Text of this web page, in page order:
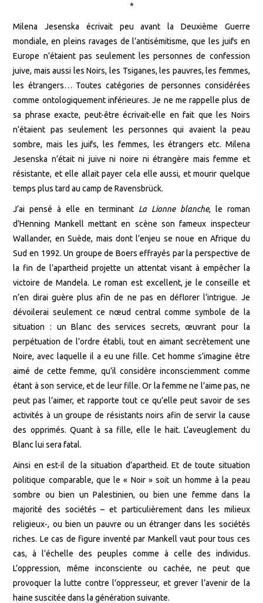
*
Milena Jesenska écrivait peu avant la Deuxième Guerre
mondiale, en pleins ravages de l’antisémitisme, que les juifs en
Europe n’étaient pas seulement les personnes de confession
juive, mais aussi les Noirs, les Tsiganes, les pauvres, les femmes,
les étrangers… Toutes catégories de personnes considérées
comme ontologiquement inférieures. Je ne me rappelle plus de
sa phrase exacte, peut-être écrivait-elle en fait que les Noirs
n’étaient pas seulement les personnes qui avaient la peau
sombre, mais les juifs, les femmes, les étrangers etc. Milena
Jesenska n’était ni juive ni noire ni étrangère mais femme et
résistante, et elle allait payer cela elle aussi, et mourir quelque
temps plus tard au camp de Ravensbrück.
J’ai pensé à elle en terminant La Lionne blanche, le roman
d’Henning Mankell mettant en scène son fameux inspecteur
Wallander, en Suède, mais dont l’enjeu se noue en Afrique du
Sud en 1992. Un groupe de Boers effrayés par la perspective de
la fin de l’apartheid projette un attentat visant à empêcher la
victoire de Mandela. Le roman est excellent, je le conseille et
n’en dirai guère plus afin de ne pas en déflorer l’intrigue. Je
dévoilerai seulement ce nœud central comme symbole de la
situation : un Blanc des services secrets, œuvrant pour la
perpétuation de l’ordre établi, tout en aimant secrètement une
Noire, avec laquelle il a eu une fille. Cet homme s’imagine être
aimé de cette femme, qu’il considère inconsciemment comme
étant à son service, et de leur fille. Or la femme ne l’aime pas, ne
peut pas l’aimer, et rapporte tout ce qu’elle peut savoir de ses
activités à un groupe de résistants noirs afin de servir la cause
des opprimés. Quant à sa fille, elle le hait. L’aveuglement du
Blanc lui sera fatal.
Ainsi en est-il de la situation d’apartheid. Et de toute situation
politique comparable, que le « Noir » soit un homme à la peau
sombre ou bien un Palestinien, ou bien une femme dans la
majorité des sociétés – et particulièrement dans les milieux
religieux-, ou bien un pauvre ou un étranger dans les sociétés
riches. Le cas de figure inventé par Mankell vaut pour tous ces
cas, à l’échelle des peuples comme à celle des individus.
L’oppression, même inconsciente ou cachée, ne peut que
provoquer la lutte contre l’oppresseur, et grever l’avenir de la
haine suscitée dans la génération suivante.